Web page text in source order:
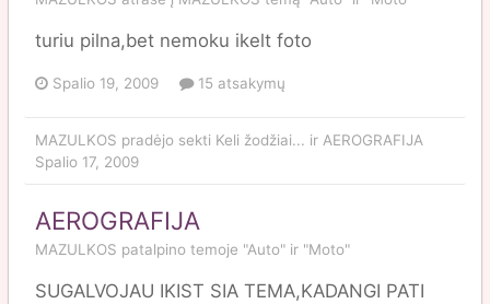
turiu pilna,bet nemoku ikelt foto
Spalio 19, 2009 15 atsakymų
MAZULKOS pradėjo sekti Keli žodžiai... ir AEROGRAFIJA
Spalio 17, 2009
AEROGRAFIJA
MAZULKOS patalpino temoje "Auto" ir "Moto"
SUGALVOJAU IKIST SIA TEMA,KADANGI PATI